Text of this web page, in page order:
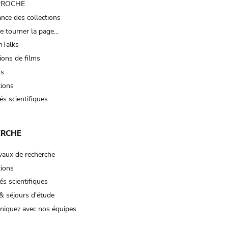
des collections
tourner la page…
de films
scientifiques
de recherche
scientifiques
séjours d'étude
avec nos équipes